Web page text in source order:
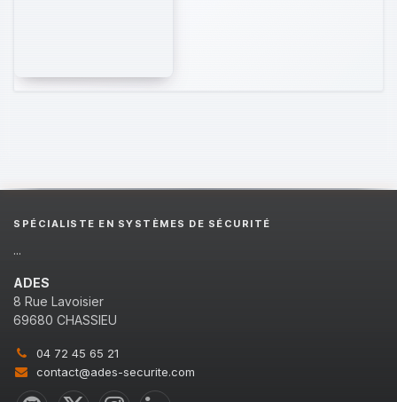
SPÉCIALISTE EN SYSTÈMES DE SÉCURITÉ
...
ADES
8 Rue Lavoisier
69680 CHASSIEU
04 72 45 65 21
contact@ades-securite.com